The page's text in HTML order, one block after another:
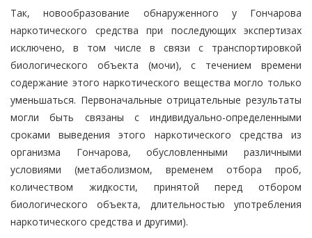
Так, новообразование обнаруженного у Гончарова
наркотического средства при последующих экспертизах
исключено, в том числе в связи с транспортировкой
биологического объекта (мочи), с течением времени
содержание этого наркотического вещества могло только
уменьшаться. Первоначальные отрицательные результаты
могли быть связаны с индивидуально-определенными
сроками выведения этого наркотического средства из
организма Гончарова, обусловленными различными
условиями (метаболизмом, временем отбора проб,
количеством жидкости, принятой перед отбором
биологического объекта, длительностью употребления
наркотического средства и другими).